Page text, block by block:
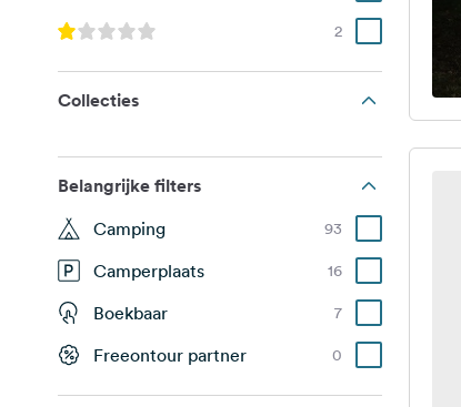
2
Collecties
Belangrijke filters
Camping 93
Camperplaats 16
Boekbaar 7
Freeontour partner 0